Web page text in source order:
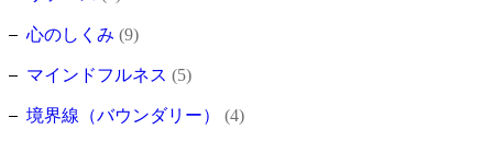
心のしくみ (9)
マインドフルネス (5)
境界線（バウンダリー） (4)